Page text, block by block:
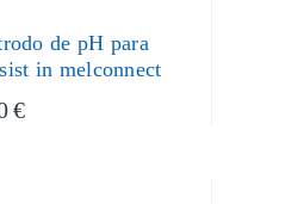
de pH para
in melconnect
€